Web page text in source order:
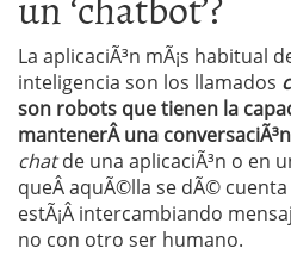
La aplicaciÃ³n mÃ¡s habitual
inteligencia son los llamados
son robots que tienen la
mantenerÂ una
chatde una aplicaciÃ³n o en
queÂ aquÃ©lla se dÃ©
estÃ¡Â intercambiando
no con otro ser humano.